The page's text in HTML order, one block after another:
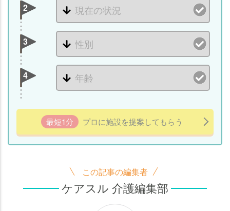
2
3
4
最短1分 プロに施設を提案してもらう
この記事の編集者
ケアスル 介護編集部